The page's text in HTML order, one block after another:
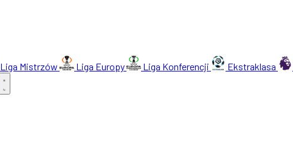
Liga Mistrzów Liga Europy Liga Konferencji Ekstraklasa